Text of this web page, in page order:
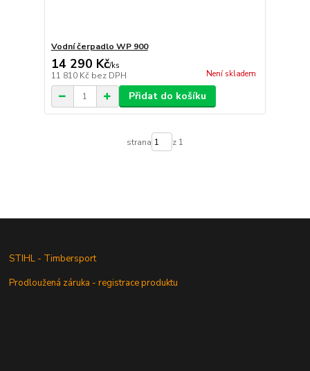
Vodní čerpadlo WP 900
14 290 Kč/ks
11 810 Kč bez DPH Není skladem
Přidat do košíku
strana z 1
STIHL - Timbersport
Prodloužená záruka - registrace produktu